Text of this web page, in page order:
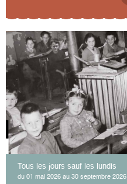
Tous les jours sauf les lundis
du 01 mai 2026 au 30 septembre 2026